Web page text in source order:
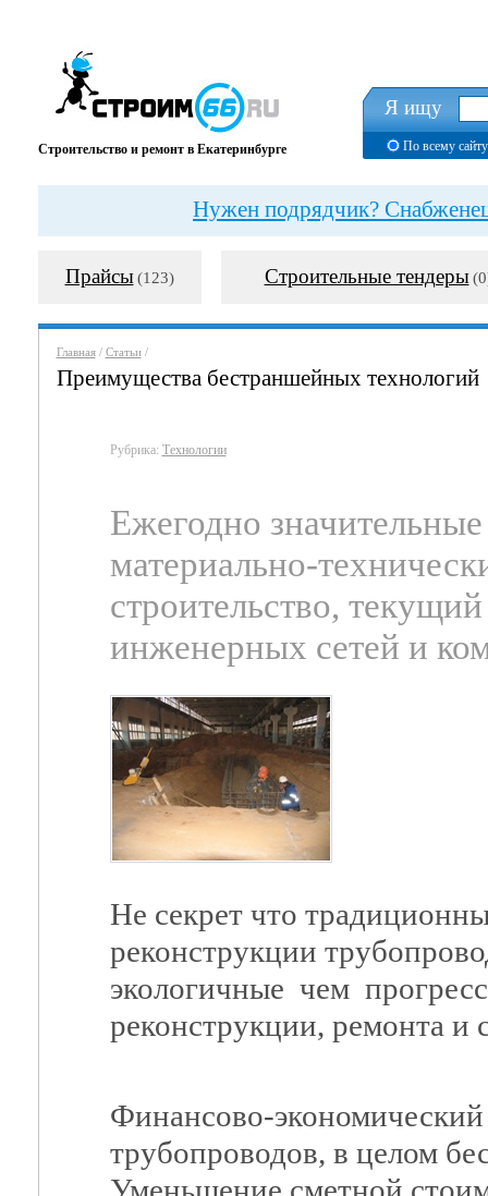
Строительство и ремонт в Екатеринбурге
Я ищу
По всему сайту
Нужен подрядчик?
Прайсы (123) Строительные тендеры
Главная/ Статьи/
Преимущества бестраншейных технологий
Рубрика: Технологии
Ежегодно
материально-
строительство,
инженерных сетей и
Не секрет что
реконструкции
экологичные чем
реконструкции, ремонта и
Финансово-
трубопроводов, в целом